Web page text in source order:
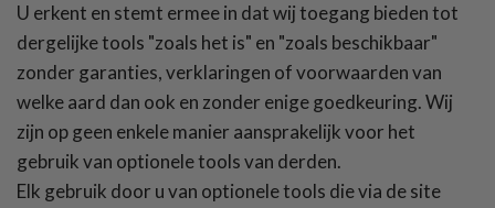
U erkent en stemt ermee in dat wij toegang bieden tot
dergelijke tools "zoals het is" en "zoals beschikbaar"
zonder garanties, verklaringen of voorwaarden van
welke aard dan ook en zonder enige goedkeuring. Wij
zijn op geen enkele manier aansprakelijk voor het
gebruik van optionele tools van derden.
Elk gebruik door u van optionele tools die via de site